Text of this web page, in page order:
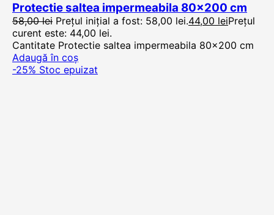
Protectie saltea impermeabila 80×200 cm
58,00lei Prețul inițial a fost: 58,00 lei.44,00 leiPrețul
curent este: 44,00 lei.
Cantitate Protectie saltea impermeabila 80x200 cm
Adaugă în coș
-25% Stoc epuizat